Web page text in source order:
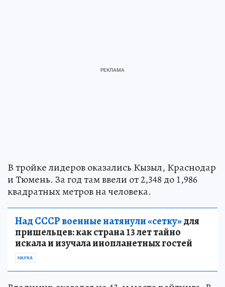
В тройке лидеров оказались Кызыл, Краснодар
и Тюмень. За год там ввели от 2,348 до 1,986
квадратных метров на человека.
Над СССР военные натянули «сетку»для
пришельцев: как страна 13 лет тайно
искала и изучала инопланетных гостей
НАУКА